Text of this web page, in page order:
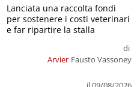
Arvier
di
Fausto Vassoney
Lanciata una raccolta fondi
per sostenere i costi veterinari
e far ripartire la stalla